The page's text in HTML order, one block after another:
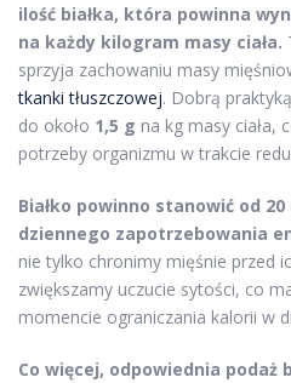
ilość białka, która powinna
na każdy kilogram masy ciała.
sprzyja zachowaniu masy
tkanki tłuszczowej. Dobrą
do około 1,5 g na kg masy ciała,
potrzeby organizmu w trakcie
Białko powinno stanowić od 20
dziennego zapotrzebowania
nie tylko chronimy mięśnie przed
zwiększamy uczucie sytości, co
momencie ograniczania kalorii w
Co więcej, odpowiednia podaż